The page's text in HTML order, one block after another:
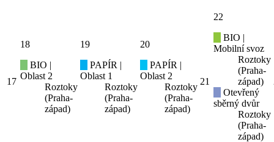
17
18
BIO |
Oblast 2
Roztoky
(Praha-
západ)
19
PAPÍR |
Oblast 1
Roztoky
(Praha-
západ)
20
PAPÍR |
Oblast 2
Roztoky
(Praha-
západ)
21
22
BIO |
Mobilní svoz
Roztoky
(Praha-
západ)
Otevřený
sběrný dvůr
Roztoky
(Praha-
západ)